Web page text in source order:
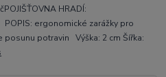
HRADÍ:
POPIS: ergonomické zarážky pro
potravin Výška: 2 cm Šířka: